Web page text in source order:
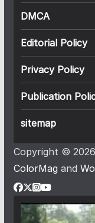
DMCA
Editorial Policy
Privacy Policy
Publication
sitemap
Copyright © 2026
ColorMag and